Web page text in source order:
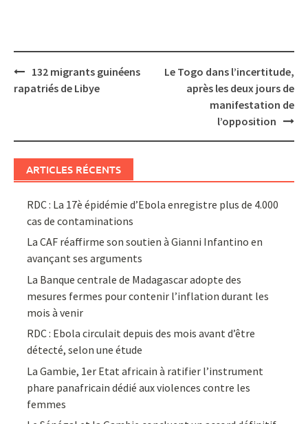
Post
navigation
132 migrants guinéens
rapatriés de Libye
Le Togo dans l’incertitude,
après les deux jours de
manifestation de
l’opposition
ARTICLES RÉCENTS
RDC : La 17è épidémie d’Ebola enregistre plus de 4.000
cas de contaminations
La CAF réaffirme son soutien à Gianni Infantino en
avançant ses arguments
La Banque centrale de Madagascar adopte des
mesures fermes pour contenir l’inflation durant les
mois à venir
RDC : Ebola circulait depuis des mois avant d’être
détecté, selon une étude
La Gambie, 1er Etat africain à ratifier l’instrument
phare panafricain dédié aux violences contre les
femmes